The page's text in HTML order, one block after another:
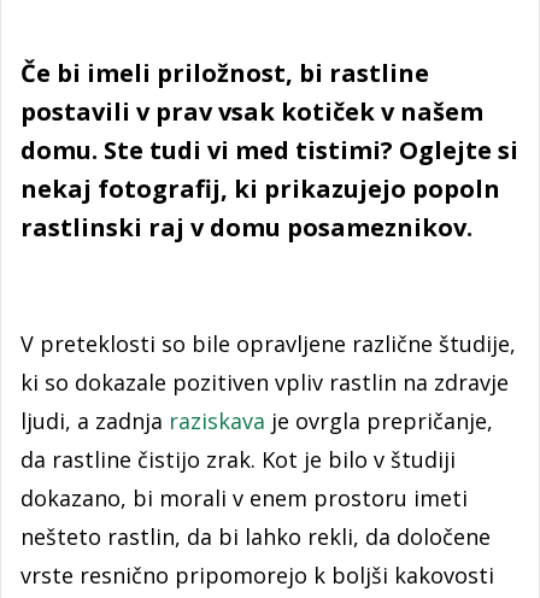
Če bi imeli priložnost, bi rastline
postavili v prav vsak kotiček v našem
domu. Ste tudi vi med tistimi? Oglejte si
nekaj fotografij, ki prikazujejo popoln
rastlinski raj v domu posameznikov.
V preteklosti so bile opravljene različne študije,
ki so dokazale pozitiven vpliv rastlin na zdravje
ljudi, a zadnja raziskava je ovrgla prepričanje,
da rastline čistijo zrak. Kot je bilo v študiji
dokazano, bi morali v enem prostoru imeti
nešteto rastlin, da bi lahko rekli, da določene
vrste resnično pripomorejo k boljši kakovosti